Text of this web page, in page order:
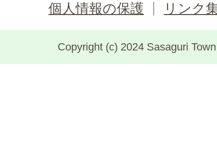
個人情報の保護
リンク
Copyright (c) 2024 Sasaguri